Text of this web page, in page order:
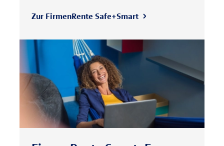
Zur FirmenRente Safe+Smart